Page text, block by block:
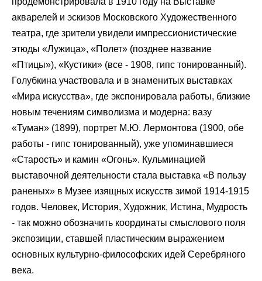
акварелей и эскизов Московского Художественного
театра, где зрители увидели импрессионистические
этюды «Лужица», «Полет» (позднее название
«Птицы»), «Кустики» (все - 1908, гипс тонированный).
Голубкина участвовала и в знаменитых выставках
«Мира искусства», где экспонировала работы, близкие
новым течениям символизма и модерна: вазу
«Туман» (1899), портрет М.Ю. Лермонтова (1900, обе
работы - гипс тонированный), уже упоминавшиеся
«Старость» и камин «Огонь». Кульминацией
выставочной деятельности стала выставка «В пользу
раненых» в Музее изящных искусств зимой 1914-1915
годов. Человек, История, Художник, Истина, Мудрость
- так можно обозначить координаты смыслового поля
экспозиции, ставшей пластическим выражением
основных культурно-философских идей Серебряного
века.